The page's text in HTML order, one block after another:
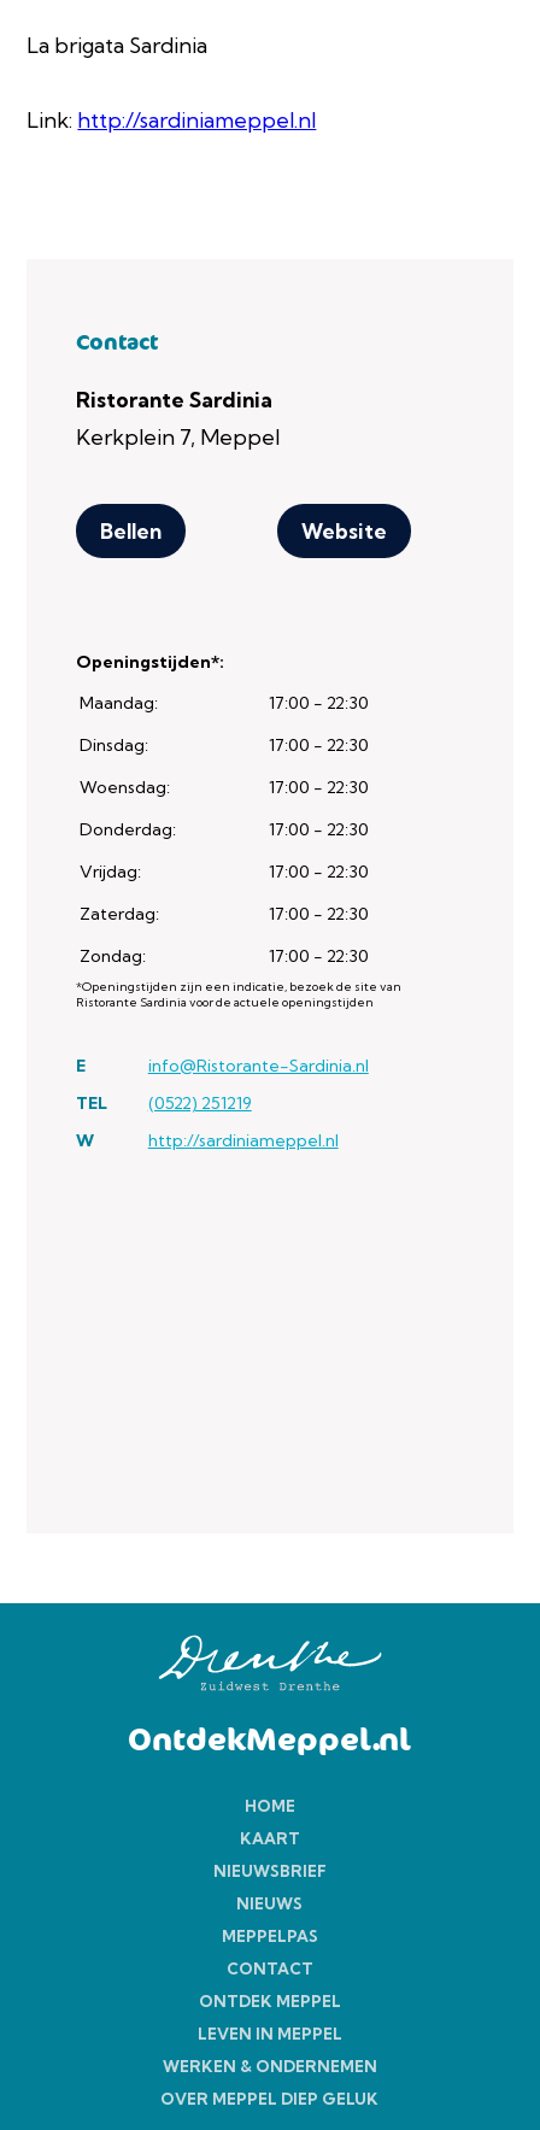
La brigata Sardinia
Link: http://sardiniameppel.nl
Contact
Ristorante Sardinia
Kerkplein 7, Meppel
Bellen Website
Openingstijden*:
Maandag:
17:00 - 22:30
Dinsdag:
17:00 - 22:30
Woensdag:
17:00 - 22:30
Donderdag:
17:00 - 22:30
Vrijdag:
17:00 - 22:30
Zaterdag:
17:00 - 22:30
Zondag:
17:00 - 22:30
*Openingstijden zijn een indicatie, bezoek de site van
Ristorante Sardinia voor de actuele openingstijden
E
info@Ristorante-Sardinia.nl
TEL
(0522) 251219
W
http://sardiniameppel.nl
OntdekMeppel.nl
HOME
KAART
NIEUWSBRIEF
NIEUWS
MEPPELPAS
CONTACT
ONTDEK MEPPEL
LEVEN IN MEPPEL
WERKEN & ONDERNEMEN
OVER MEPPEL DIEP GELUK